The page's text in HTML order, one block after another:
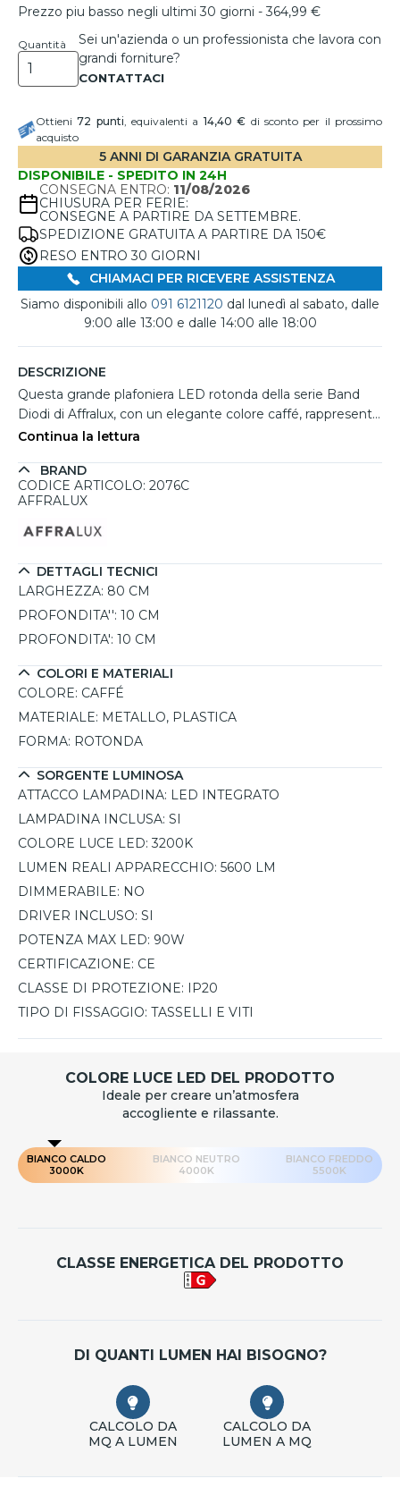
Prezzo piu basso negli ultimi 30 giorni - 364,99 €
Quantità
Sei un'azienda o un professionista che lavora con
grandi forniture?
Ottieni72 punti, equivalenti a 14,40 € di sconto per il prossimo
acquisto
5 ANNI DI GARANZIA GRATUITA
DISPONIBILE - SPEDITO IN 24H
CONSEGNA ENTRO: 11/08/2026
CHIUSURA PER FERIE:
CONSEGNE A PARTIRE DA SETTEMBRE.
SPEDIZIONE GRATUITA A PARTIRE DA 150€
RESO ENTRO 30 GIORNI
CHIAMACI PER RICEVERE ASSISTENZA
Siamo disponibili allo 091 6121120 dal lunedì al sabato, dalle
9:00 alle 13:00 e dalle 14:00 alle 18:00
DESCRIZIONE
Questa grande plafoniera LED rotonda della serie Band
Diodi di Affralux, con un elegante colore caffé, rappresenta
la soluzione ideale per illuminare ambienti come soggiorni,
design semplice ma raffinato, che la rende perfetta per
qualsiasi spazio, anche grazie alla sua versatilità
struttura in metallo verniciato marrone caffé e il diffusore
diffusione della luce esclusivamente verso il basso,
creando un'illuminazione omogenea e diffusa. Questo
modello è dotato di una tecnologia LED a risparmio
energetico, con una sorgente di 90W e un flusso
eccellente.
Continua la lettura
BRAND
CODICE ARTICOLO: 2076C
AFFRALUX
DETTAGLI TECNICI
LARGHEZZA: 80 CM
PROFONDITA'': 10 CM
PROFONDITA': 10 CM
COLORI E MATERIALI
COLORE: CAFFÉ
MATERIALE: METALLO, PLASTICA
FORMA: ROTONDA
SORGENTE LUMINOSA
ATTACCO LAMPADINA: LED INTEGRATO
LAMPADINA INCLUSA: SI
COLORE LUCE LED: 3200K
LUMEN REALI APPARECCHIO: 5600 LM
DIMMERABILE: NO
DRIVER INCLUSO: SI
POTENZA MAX LED: 90W
CERTIFICAZIONE: CE
CLASSE DI PROTEZIONE:
IP20
TIPO DI FISSAGGIO: TASSELLI E VITI
COLORE LUCE LED DEL PRODOTTO
Ideale per creare un’atmosfera
accogliente e rilassante.
BIANCO CALDO
3000K
BIANCO NEUTRO
4000K
BIANCO FREDDO
5500K
CLASSE ENERGETICA DEL PRODOTTO
DI QUANTI LUMEN HAI BISOGNO?
CALCOLO DA
MQ A LUMEN
CALCOLO DA
LUMEN A MQ